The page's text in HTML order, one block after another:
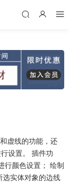
虚线的功能，还
设置。 插件功
行颜色设置； 绘制
选实体对象的边线